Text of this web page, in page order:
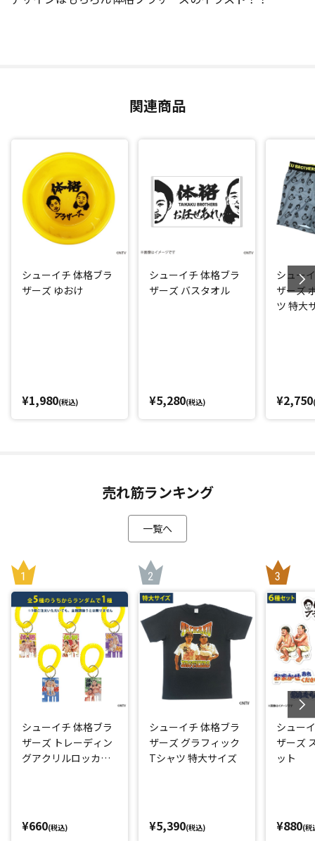
関連商品
シューイチ 体格ブラ
ザーズ ゆおけ
¥1,980(税込)
シューイチ 体格ブラ
ザーズ バスタオル
¥5,280(税込)
シュー
ザーズ
ツ 特大
¥2,750
売れ筋ランキング
一覧へ
シューイチ 体格ブラ
ザーズ トレーディン
グアクリルロッカー
¥660(税込)
シューイチ 体格ブラ
ザーズ グラフィック
Tシャツ 特大サイズ
¥5,390(税込)
シュー
ザーズ
ット
¥880(税